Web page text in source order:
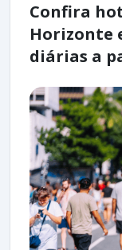
Confira
Horizonte
diárias a